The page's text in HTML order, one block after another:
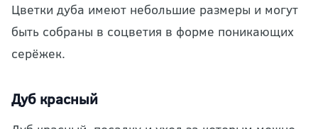
Цветки дуба имеют небольшие размеры и могут
быть собраны в соцветия в форме поникающих
серёжек.
Дуб красный